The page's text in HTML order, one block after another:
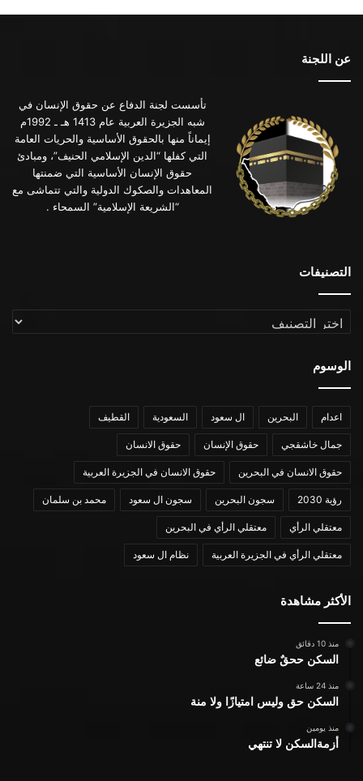
عن اللجنة
تأسست لجنة الدفاع عن حقوق الإنسان في
شبه الجزيرة العربية عام 1413 هـ ـ 1992م
إيماناً منها بالحقوق الأساسية والحريات العامة
التي كفلها “الدين الإسلامي الحنيف”، ومبادئ
حقوق الإنسان الأساسية التي ضمنتها
المعاهدات والصكوك الدولية والتي تتماشى مع
“الشريعة الإسلامية” السمحاء .
التصنيفات
التصنيفات
الوسوم
اعدام البحرين ال سعود السعودية القطيف
جمال خاشقجي حقوق الإنسان حقوق الانسان
حقوق الانسان في البحرين حقوق الانسان في الجزيرة العربية
رؤية 2030 سجون البحرين سجون ال سعود محمد بن سلمان
معتقلي الرأي معتقلي الرأي في البحرين
معتقلي الرأي في الجزيرة العربية نظام ال سعود
الأكثر مشاهدة
منذ 10 دقائق
السكن ححقٌ ضائع
منذ 24 ساعة
السكن حق وليس امتيازًا ولا منة
منذ يومين
أزمةالسكن لا تنتهي